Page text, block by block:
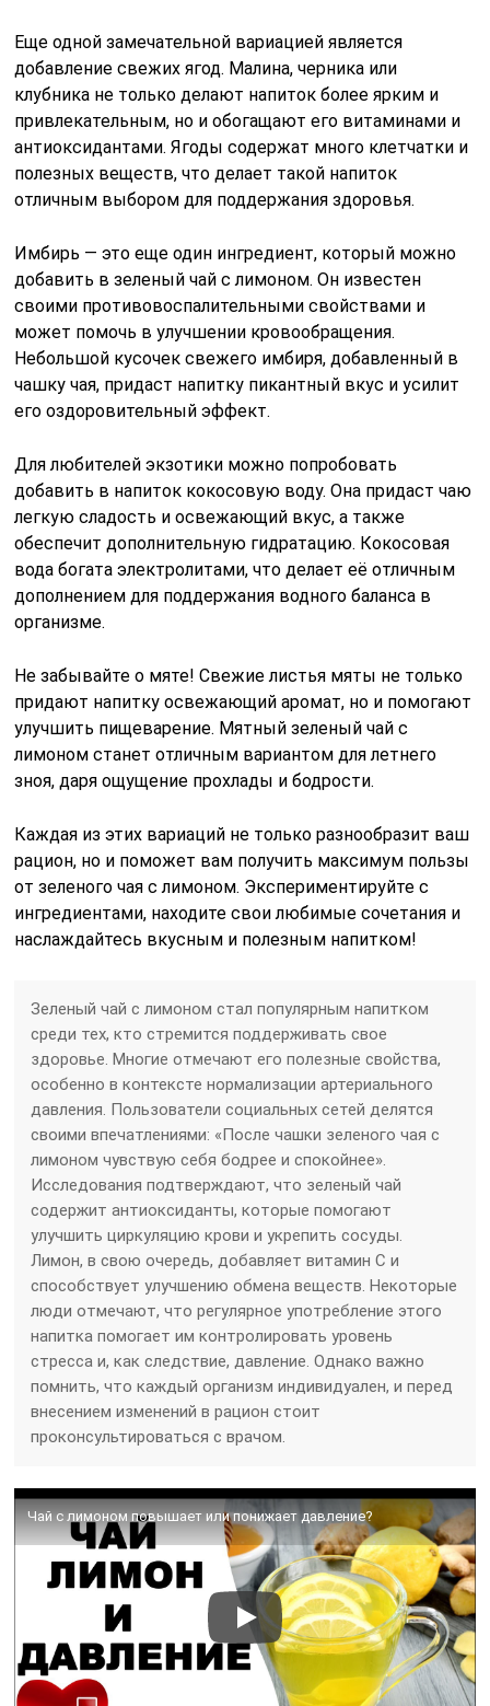
Еще одной замечательной вариацией является
добавление свежих ягод. Малина, черника или
клубника не только делают напиток более ярким и
привлекательным, но и обогащают его витаминами и
антиоксидантами. Ягоды содержат много клетчатки и
полезных веществ, что делает такой напиток
отличным выбором для поддержания здоровья.
Имбирь — это еще один ингредиент, который можно
добавить в зеленый чай с лимоном. Он известен
своими противовоспалительными свойствами и
может помочь в улучшении кровообращения.
Небольшой кусочек свежего имбиря, добавленный в
чашку чая, придаст напитку пикантный вкус и усилит
его оздоровительный эффект.
Для любителей экзотики можно попробовать
добавить в напиток кокосовую воду. Она придаст чаю
легкую сладость и освежающий вкус, а также
обеспечит дополнительную гидратацию. Кокосовая
вода богата электролитами, что делает её отличным
дополнением для поддержания водного баланса в
организме.
Не забывайте о мяте! Свежие листья мяты не только
придают напитку освежающий аромат, но и помогают
улучшить пищеварение. Мятный зеленый чай с
лимоном станет отличным вариантом для летнего
зноя, даря ощущение прохлады и бодрости.
Каждая из этих вариаций не только разнообразит ваш
рацион, но и поможет вам получить максимум пользы
от зеленого чая с лимоном. Экспериментируйте с
ингредиентами, находите свои любимые сочетания и
наслаждайтесь вкусным и полезным напитком!
Зеленый чай с лимоном стал популярным напитком
среди тех, кто стремится поддерживать свое
здоровье. Многие отмечают его полезные свойства,
особенно в контексте нормализации артериального
давления. Пользователи социальных сетей делятся
своими впечатлениями: «После чашки зеленого чая с
лимоном чувствую себя бодрее и спокойнее».
Исследования подтверждают, что зеленый чай
содержит антиоксиданты, которые помогают
улучшить циркуляцию крови и укрепить сосуды.
Лимон, в свою очередь, добавляет витамин C и
способствует улучшению обмена веществ. Некоторые
люди отмечают, что регулярное употребление этого
напитка помогает им контролировать уровень
стресса и, как следствие, давление. Однако важно
помнить, что каждый организм индивидуален, и перед
внесением изменений в рацион стоит
проконсультироваться с врачом.
Чай с лимоном повышает или понижает давление?